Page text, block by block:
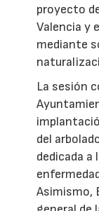
proyecto
Valencia y
mediante
La sesión
del
dedicada
Asimismo,